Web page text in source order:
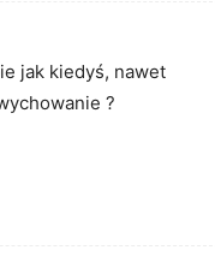
jak kiedyś, nawet
?